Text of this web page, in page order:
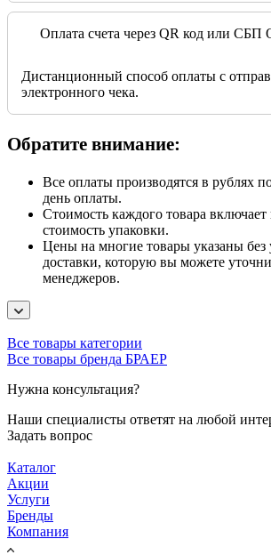
Оплата счета через QR код или СБП
Дистанционный способ оплаты с
электронного чека.
Обратите внимание:
Все оплаты производятся в рублях
день оплаты.
Стоимость каждого товара включает
стоимость упаковки.
Цены на многие товары указаны без
доставки, которую вы можете
менеджеров.
Все товары категории
Все товары бренда БРАЕР
Нужна консультация?
Наши специалисты ответят на любой
Задать вопрос
Каталог
Акции
Услуги
Бренды
Компания